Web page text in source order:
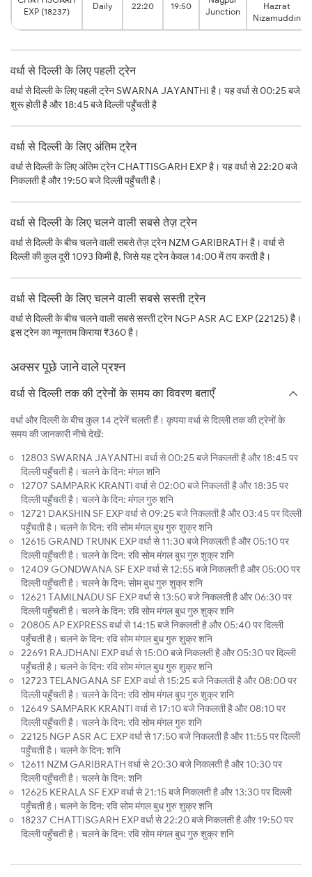
EXP (18237)
Daily 22:20 19:50
Junction
Hazrat
Nizamuddin
वर्धा से दिल्ली के लिए पहली ट्रेन
वर्धा से दिल्ली के लिए पहली ट्रेन SWARNA JAYANTHI है। यह वर्धा से 00:25 बजे
शुरू होती है और 18:45 बजे दिल्ली पहुँचती है
वर्धा से दिल्ली के लिए अंतिम ट्रेन
वर्धा से दिल्ली के लिए अंतिम ट्रेन CHATTISGARH EXP है। यह वर्धा से 22:20 बजे
निकलती है और 19:50 बजे दिल्ली पहुँचती है।
वर्धा से दिल्ली के लिए चलने वाली सबसे तेज़ ट्रेन
वर्धा से दिल्ली के बीच चलने वाली सबसे तेज़ ट्रेन NZM GARIBRATH है। वर्धा से
दिल्ली की कुल दूरी 1093 किमी है, जिसे यह ट्रेन केवल 14:00 में तय करती है।
वर्धा से दिल्ली के लिए चलने वाली सबसे सस्ती ट्रेन
वर्धा से दिल्ली के बीच चलने वाली सबसे सस्ती ट्रेन NGP ASR AC EXP (22125) है।
इस ट्रेन का न्यूनतम किराया ₹360 है।
अक्सर पूछे जाने वाले प्रश्न
वर्धा से दिल्ली तक की ट्रेनों के समय का विवरण बताएँ
वर्धा और दिल्ली के बीच कुल 14 ट्रेनें चलती हैं। कृपया वर्धा से दिल्ली तक की ट्रेनों के
समय की जानकारी नीचे देखें:
12803 SWARNA JAYANTHI वर्धा से 00:25 बजे निकलती है और 18:45 पर
दिल्ली पहुँचती है। चलने के दिन: मंगल शनि
12707 SAMPARK KRANTI वर्धा से 02:00 बजे निकलती है और 18:35 पर
दिल्ली पहुँचती है। चलने के दिन: मंगल गुरु शनि
12721 DAKSHIN SF EXP वर्धा से 09:25 बजे निकलती है और 03:45 पर दिल्ली
पहुँचती है। चलने के दिन: रवि सोम मंगल बुध गुरु शुक्र शनि
12615 GRAND TRUNK EXP वर्धा से 11:30 बजे निकलती है और 05:10 पर
दिल्ली पहुँचती है। चलने के दिन: रवि सोम मंगल बुध गुरु शुक्र शनि
12409 GONDWANA SF EXP वर्धा से 12:55 बजे निकलती है और 05:00 पर
दिल्ली पहुँचती है। चलने के दिन: सोम बुध गुरु शुक्र शनि
12621 TAMILNADU SF EXP वर्धा से 13:50 बजे निकलती है और 06:30 पर
दिल्ली पहुँचती है। चलने के दिन: रवि सोम मंगल बुध गुरु शुक्र शनि
20805 AP EXPRESS वर्धा से 14:15 बजे निकलती है और 05:40 पर दिल्ली
पहुँचती है। चलने के दिन: रवि सोम मंगल बुध गुरु शुक्र शनि
22691 RAJDHANI EXP वर्धा से 15:00 बजे निकलती है और 05:30 पर दिल्ली
पहुँचती है। चलने के दिन: रवि सोम मंगल बुध गुरु शुक्र शनि
12723 TELANGANA SF EXP वर्धा से 15:25 बजे निकलती है और 08:00 पर
दिल्ली पहुँचती है। चलने के दिन: रवि सोम मंगल बुध गुरु शुक्र शनि
12649 SAMPARK KRANTI वर्धा से 17:10 बजे निकलती है और 08:10 पर
दिल्ली पहुँचती है। चलने के दिन: रवि सोम मंगल गुरु शनि
22125 NGP ASR AC EXP वर्धा से 17:50 बजे निकलती है और 11:55 पर दिल्ली
पहुँचती है। चलने के दिन: शनि
12611 NZM GARIBRATH वर्धा से 20:30 बजे निकलती है और 10:30 पर
दिल्ली पहुँचती है। चलने के दिन: शनि
12625 KERALA SF EXP वर्धा से 21:15 बजे निकलती है और 13:30 पर दिल्ली
पहुँचती है। चलने के दिन: रवि सोम मंगल बुध गुरु शुक्र शनि
18237 CHATTISGARH EXP वर्धा से 22:20 बजे निकलती है और 19:50 पर
दिल्ली पहुँचती है। चलने के दिन: रवि सोम मंगल बुध गुरु शुक्र शनि